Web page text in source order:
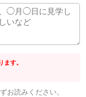
す。
お読みください。